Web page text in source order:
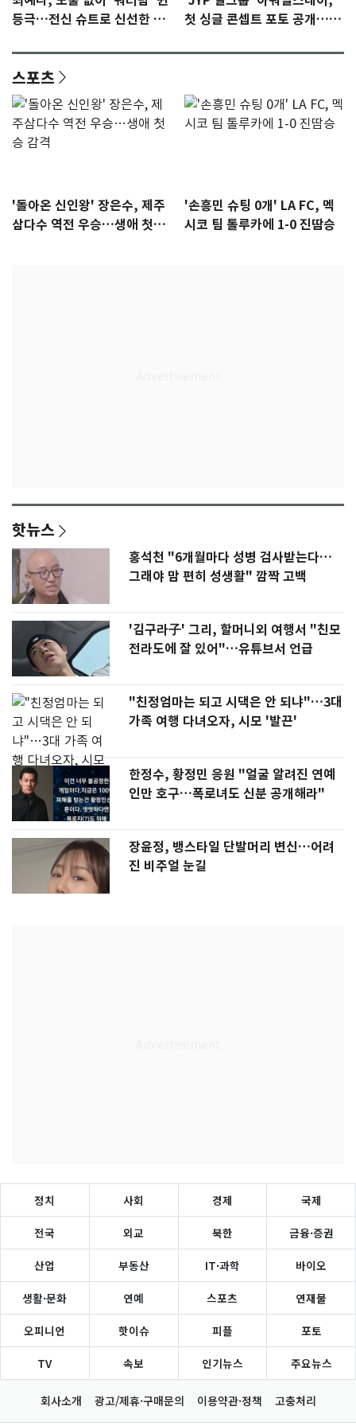
등극…전신 슈트로 신선한 충
첫 싱글 콘셉트 포토 공개…청
스포츠
'돌아온 신인왕' 장은수, 제주
삼다수 역전 우승…생애 첫승
'손흥민 슈팅 0개' LA FC, 멕
시코 팀 톨루카에 1-0 진땀승
핫뉴스
홍석천 "6개월마다 성병 검사받는다…
그래야 맘 편히 성생활" 깜짝 고백
'김구라子' 그리, 할머니외 여행서 "친모
전라도에 잘 있어"…유튜브서 언급
"친정엄마는 되고 시댁은 안 되냐"…3대
가족 여행 다녀오자, 시모 '발끈'
한정수, 황정민 응원 "얼굴 알려진 연예
인만 호구…폭로녀도 신분 공개해라"
장윤정, 뱅스타일 단발머리 변신…어려
진 비주얼 눈길
정치 사회 경제 국제
전국 외교 북한 금융·증권
산업 부동산 IT·과학 바이오
생활·문화 연예 스포츠 연재물
오피니언 핫이슈 피플 포토
TV 속보 인기뉴스 주요뉴스
회사소개 광고/제휴·구매문의 이용약관·정책 고충처리